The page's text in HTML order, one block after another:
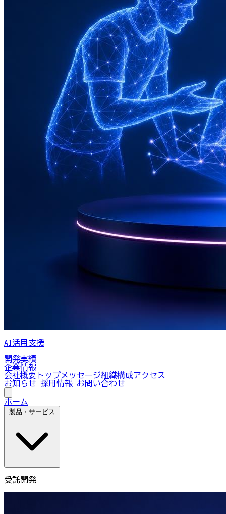
AI活用支援
開発実績
企業情報
会社概要 トップメッセージ組織構成アクセス
お知らせ 採用情報 お問い合わせ
ホーム
製品・サービス
受託開発